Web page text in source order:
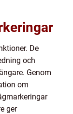
De
och
Genom
om
ger